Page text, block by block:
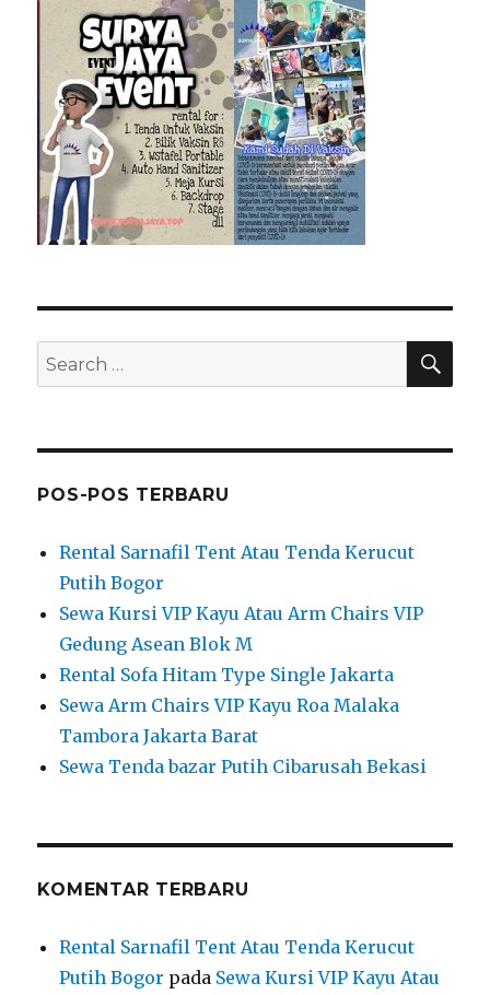
Search
for:
POS-POS TERBARU
Rental Sarnafil Tent Atau Tenda Kerucut
Putih Bogor
Sewa Kursi VIP Kayu Atau Arm Chairs VIP
Gedung Asean Blok M
Rental Sofa Hitam Type Single Jakarta
Sewa Arm Chairs VIP Kayu Roa Malaka
Tambora Jakarta Barat
Sewa Tenda bazar Putih Cibarusah Bekasi
KOMENTAR TERBARU
Rental Sarnafil Tent Atau Tenda Kerucut
Putih Bogor pada Sewa Kursi VIP Kayu Atau